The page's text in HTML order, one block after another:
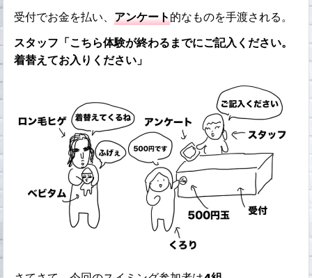
受付でお金を払い、アンケート的なものを手渡される。
スタッフ「こちら体験が終わるまでにご記入ください。
着替えてお入りください」